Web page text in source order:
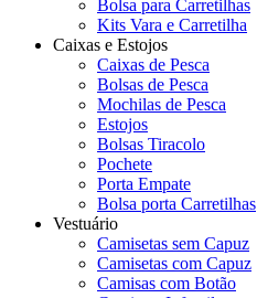
Bolsa para Carretilhas
Kits Vara e Carretilha
Caixas e Estojos
Caixas de Pesca
Bolsas de Pesca
Mochilas de Pesca
Estojos
Bolsas Tiracolo
Pochete
Porta Empate
Bolsa porta Carretilhas
Vestuário
Camisetas sem Capuz
Camisetas com Capuz
Camisas com Botão